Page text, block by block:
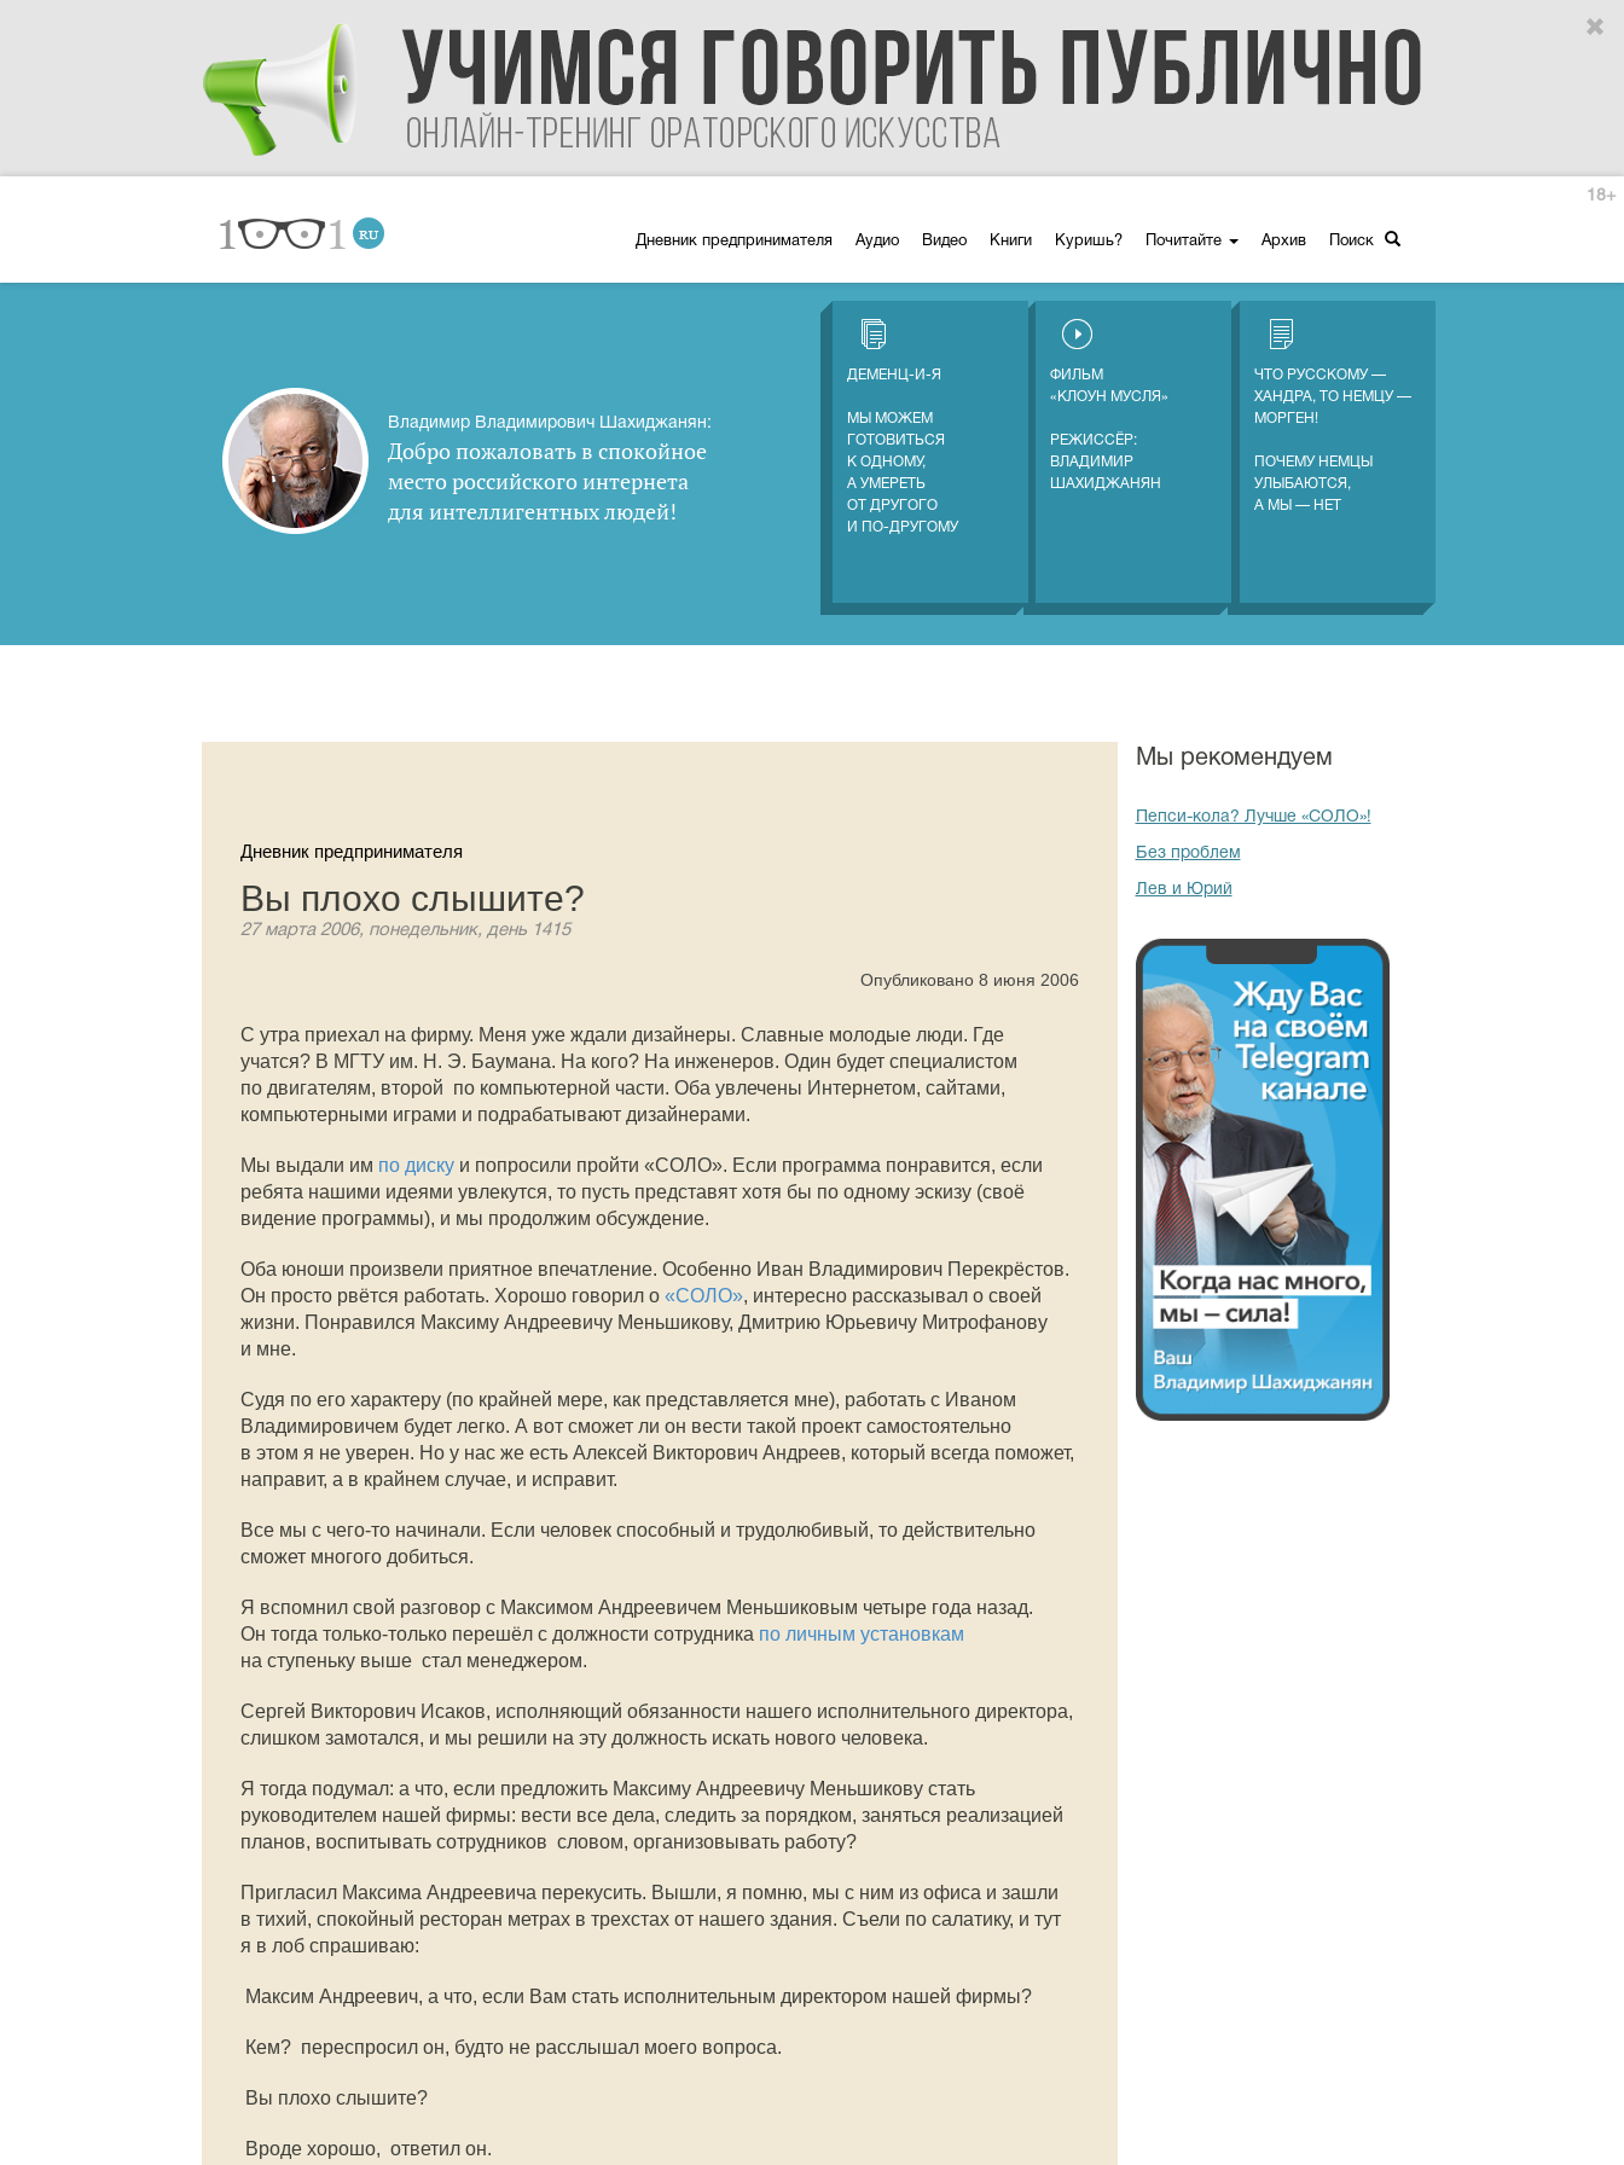
Дневник предпринимателя Аудио Видео Книги Куришь? Почитайте Архив Поиск
18+
Владимир Владимирович Шахиджанян:
Добро пожаловать в спокойное
место российского интернета
для интеллигентных людей!
ДЕМЕНЦ-И-Я
МЫ МОЖЕМ
ГОТОВИТЬСЯ
К ОДНОМУ,
А УМЕРЕТЬ
ОТ ДРУГОГО
И ПО-ДРУГОМУ
ФИЛЬМ
«КЛОУН МУСЛЯ»
РЕЖИССЁР:
ВЛАДИМИР
ШАХИДЖАНЯН
ЧТО РУССКОМУ —
ХАНДРА, ТО НЕМЦУ —
МОРГЕН!
ПОЧЕМУ НЕМЦЫ
УЛЫБАЮТСЯ,
А МЫ — НЕТ
Дневник предпринимателя
Вы плохо слышите?
27 марта 2006, понедельник, день 1415
Опубликовано 8 июня 2006
С утра приехал на фирму. Меня уже ждали дизайнеры. Славные молодые люди. Где
учатся? В МГТУ им. Н. Э. Баумана. На кого? На инженеров. Один будет специалистом
по двигателям, второй  по компьютерной части. Оба увлечены Интернетом, сайтами,
компьютерными играми и подрабатывают дизайнерами.
Мы выдали им по диску и попросили пройти «СОЛО». Если программа понравится, если
ребята нашими идеями увлекутся, то пусть представят хотя бы по одному эскизу (своё
видение программы), и мы продолжим обсуждение.
Оба юноши произвели приятное впечатление. Особенно Иван Владимирович Перекрёстов.
Он просто рвётся работать. Хорошо говорил о «СОЛО», интересно рассказывал о своей
жизни. Понравился Максиму Андреевичу Меньшикову, Дмитрию Юрьевичу Митрофанову
и мне.
Судя по его характеру (по крайней мере, как представляется мне), работать с Иваном
Владимировичем будет легко. А вот сможет ли он вести такой проект самостоятельно 
в этом я не уверен. Но у нас же есть Алексей Викторович Андреев, который всегда поможет,
направит, а в крайнем случае, и исправит.
Все мы с чего-то начинали. Если человек способный и трудолюбивый, то действительно
сможет многого добиться.
Я вспомнил свой разговор с Максимом Андреевичем Меньшиковым четыре года назад.
Он тогда только-только перешёл с должности сотрудника по личным установкам
на ступеньку выше  стал менеджером.
Сергей Викторович Исаков, исполняющий обязанности нашего исполнительного директора,
слишком замотался, и мы решили на эту должность искать нового человека.
Я тогда подумал: а что, если предложить Максиму Андреевичу Меньшикову стать
руководителем нашей фирмы: вести все дела, следить за порядком, заняться реализацией
планов, воспитывать сотрудников  словом, организовывать работу?
Пригласил Максима Андреевича перекусить. Вышли, я помню, мы с ним из офиса и зашли
в тихий, спокойный ресторан метрах в трехстах от нашего здания. Съели по салатику, и тут
я в лоб спрашиваю:
 Максим Андреевич, а что, если Вам стать исполнительным директором нашей фирмы?
 Кем?  переспросил он, будто не расслышал моего вопроса.
 Вы плохо слышите?
 Вроде хорошо,  ответил он.
Мы рекомендуем
Пепси-кола? Лучше «СОЛО»!
Без проблем
Лев и Юрий